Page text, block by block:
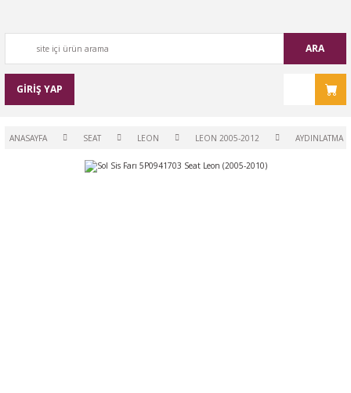
ARA
GİRİŞ YAP
ANASAYFA SEAT LEON LEON 2005-2012 AYDINLATMA